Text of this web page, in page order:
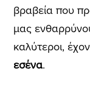
βραβεία που
μας
καλύτεροι,
εσένα.